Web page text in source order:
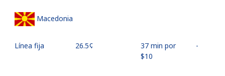
Macedonia
Línea fija ⁦26.5¢⁩
37 min por
⁦$10⁩
-